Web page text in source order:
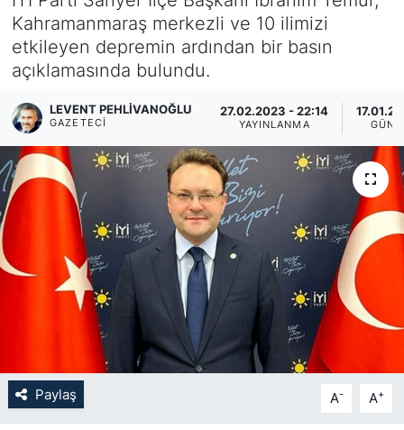
Kahramanmaraş merkezli ve 10 ilimizi
etkileyen depremin ardından bir basın
açıklamasında bulundu.
LEVENT PEHLIVANOĞLU
GAZETECI
27.02.2023 - 22:14
YAYINLANMA
Paylaş A- A+
KÖŞE YAZILARI
KÖŞE YAZILARI (Arşiv)
KÜLTÜR SANAT
MAGAZİN
RÖPORTAJ
SAĞLIK
SARIYER HABERLERİ
SARIYER İMAR BARIŞI
SEKTÖR